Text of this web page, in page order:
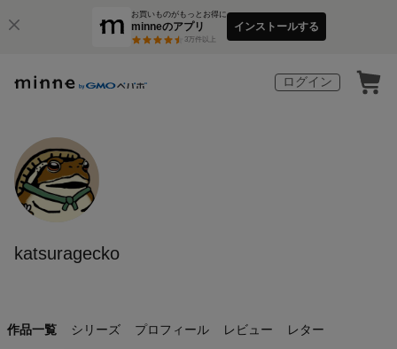
お買いものがもっとお得に
minneのアプリ
3万件以上
インストールする
ログイン
katsuragecko
作品一覧 シリーズ プロフィール レビュー レター